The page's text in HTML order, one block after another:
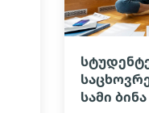
სამი